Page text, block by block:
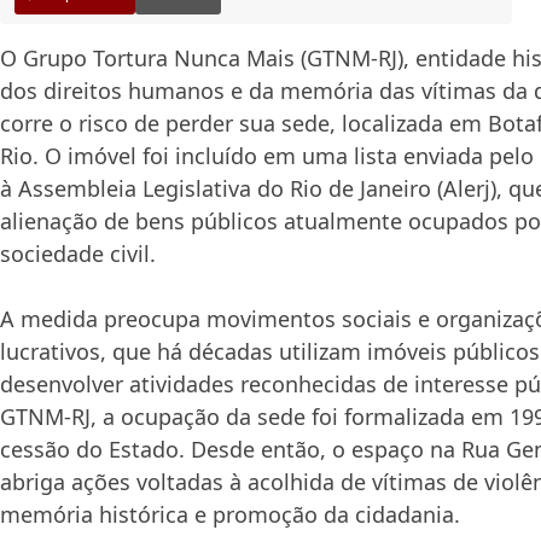
O Grupo Tortura Nunca Mais (GTNM-RJ), entidade
dos direitos humanos e da memória das vítimas da
corre o risco de perder sua sede, localizada em
Rio. O imóvel foi incluído em uma lista enviada
à Assembleia Legislativa do Rio de Janeiro (Alerj),
alienação de bens públicos atualmente ocupados
sociedade civil.
A medida preocupa movimentos sociais e
lucrativos, que há décadas utilizam imóveis
desenvolver atividades reconhecidas de interesse
GTNM-RJ, a ocupação da sede foi formalizada em
cessão do Estado. Desde então, o espaço na Rua
abriga ações voltadas à acolhida de vítimas de
memória histórica e promoção da cidadania.